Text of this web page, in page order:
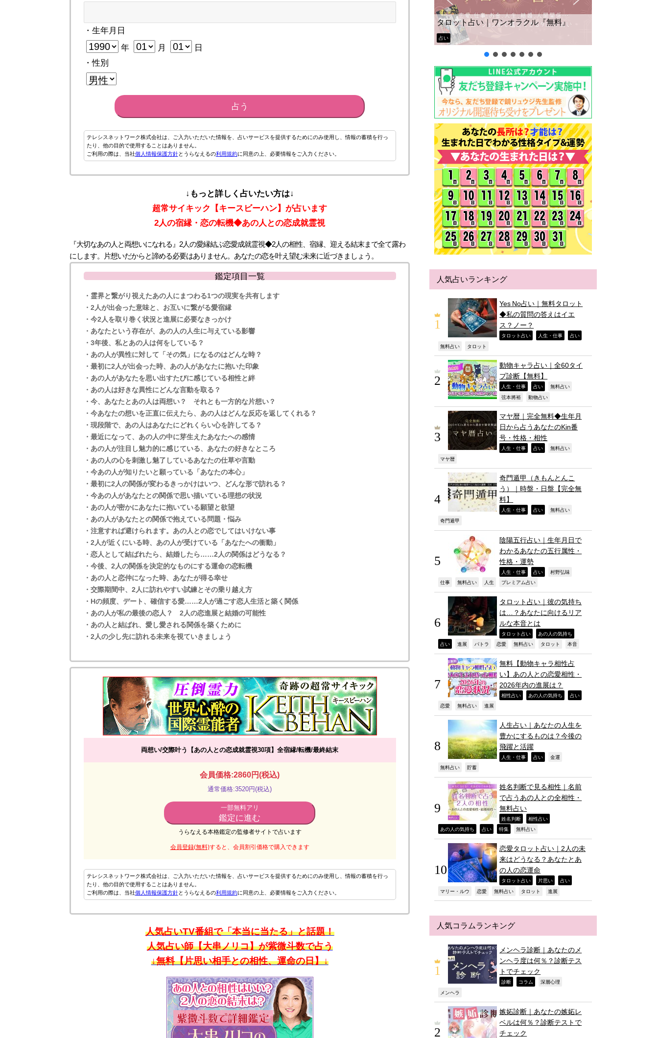
・生年月日
年 月
日
・性別
占う
テレシスネットワーク株式会社は、ご入力いただいた情報を、占いサービスを提供するためにのみ使用し、情報の蓄積を行っ
たり、他の目的で使用することはありません。
ご利用の際は、当社個人情報保護方針とうらなえるの利用規約に同意の上、必要情報をご入力ください。
↓もっと詳しく占いたい方は↓
超常サイキック【キースビーハン】が占います
2人の宿縁・恋の転機◆あの人との恋成就霊視
『大切なあの人と両想いになれる』2人の愛縁結ぶ恋愛成就霊視◆2人の相性、宿縁、迎える結末まで全て露わ
にします。片想いだからと諦める必要はありません。あなたの恋を叶え望む未来に近づきましょう。
鑑定項目一覧
・霊界と繋がり視えたあの人にまつわる1つの現実を共有します
・2人が出会った意味と、お互いに繋がる愛宿縁
・今2人を取り巻く状況と進展に必要なきっかけ
・あなたという存在が、あの人の人生に与えている影響
・3年後、私とあの人は何をしている？
・あの人が異性に対して「その気」になるのはどんな時？
・最初に2人が出会った時、あの人があなたに抱いた印象
・あの人があなたを思い出すたびに感じている相性と絆
・あの人は好きな異性にどんな言動を取る？
・今、あなたとあの人は両想い？ それとも一方的な片想い？
・今あなたの想いを正直に伝えたら、あの人はどんな反応を返してくれる？
・現段階で、あの人はあなたにどれくらい心を許してる？
・最近になって、あの人の中に芽生えたあなたへの感情
・あの人が注目し魅力的に感じている、あなたの好きなところ
・あの人の心を刺激し魅了しているあなたの仕草や言動
・今あの人が知りたいと願っている「あなたの本心」
・最初に2人の関係が変わるきっかけはいつ、どんな形で訪れる？
・今あの人があなたとの関係で思い描いている理想の状況
・あの人が密かにあなたに抱いている願望と欲望
・あの人があなたとの関係で抱えている問題・悩み
・注意すれば避けられます。あの人との恋でしてはいけない事
・2人が近くにいる時、あの人が受けている「あなたへの衝動」
・恋人として結ばれたら、結婚したら……2人の関係はどうなる？
・今後、2人の関係を決定的なものにする運命の恋転機
・あの人と恋仲になった時、あなたが得る幸せ
・交際期間中、2人に訪れやすい試練とその乗り越え方
・Hの頻度、デート、確信する愛……2人が過ごす恋人生活と築く関係
・あの人が私の最後の恋人？ 2人の恋進展と結婚の可能性
・あの人と結ばれ、愛し愛される関係を築くために
・2人の少し先に訪れる未来を視ていきましょう
両想い/交際叶う【あの人との恋成就霊視30項】全宿縁/転機/最終結末
会員価格:2860円(税込)
通常価格:3520円(税込)
一部無料アリ
鑑定に進む
うらなえる本格鑑定の監修者サイトで占います
会員登録(無料)すると、会員割引価格で購入できます
テレシスネットワーク株式会社は、ご入力いただいた情報を、占いサービスを提供するためにのみ使用し、情報の蓄積を行っ
たり、他の目的で使用することはありません。
ご利用の際は、当社個人情報保護方針とうらなえるの利用規約に同意の上、必要情報をご入力ください。
人気占いTV番組で「本当に当たる」と話題！
人気占い師【大串ノリコ】が紫微斗数で占う
↓無料【片思い相手との相性、運命の日】↓
タロット占い｜ワンオラクル『無料』
占い
人気占いランキング
Yes No占い｜無料タロット
◆私の質問の答えはイエ
ス？ノー？
タロット占い 人生・仕事 占い
無料占い タロット
動物キャラ占い｜全60タイ
プ診断【無料】
人生・仕事 占い 無料占い
弦本將裕 動物占い
マヤ暦｜完全無料◆生年月
日から占うあなたのKin番
号・性格・相性
人生・仕事 占い 無料占い
マヤ暦
奇門遁甲（きもんとんこ
う）｜時盤・日盤【完全無
料】
人生・仕事 占い 無料占い
奇門遁甲
陰陽五行占い｜生年月日で
わかるあなたの五行属性・
性格・運勢
人生・仕事 占い 村野弘味
仕事 無料占い 人生 プレミアム占い
タロット占い｜彼の気持ち
は…？あなたに向けるリア
ルな本音とは
タロット占い あの人の気持ち
占い 進展 パトラ 恋愛 無料占い タロット 本音
無料【動物キャラ相性占
い】あの人との恋愛相性・
2026年内の進展は？
相性占い あの人の気持ち 占い
恋愛 無料占い 進展
人生占い｜あなたの人生を
豊かにするものは？今後の
飛躍と活躍
人生・仕事 占い 金運
無料占い 貯蓄
姓名判断で見る相性｜名前
で占うあの人との全相性・
無料占い
姓名判断 相性占い
あの人の気持ち 占い 特集 無料占い
恋愛タロット占い｜2人の未
来はどうなる？あなたとあ
の人の恋運命
タロット占い 片思い 占い
マリー・ルウ 恋愛 無料占い タロット 進展
人気コラムランキング
メンヘラ診断｜あなたのメ
ンヘラ度は何％？診断テス
トでチェック
診断 コラム 深層心理
メンヘラ
嫉妬診断｜あなたの嫉妬レ
ベルは何％？診断テストで
チェック